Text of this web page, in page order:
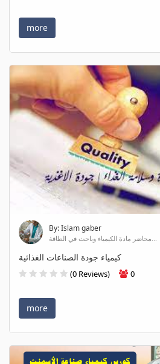
more
By: Islam gaber
محاضر مادة الكيمياء وباحث في الطاقة...
كيمياء جودة الصناعات الغذائية
(0 Reviews) 0
more